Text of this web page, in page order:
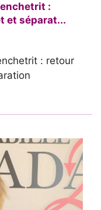
:
et séparat...
: retour